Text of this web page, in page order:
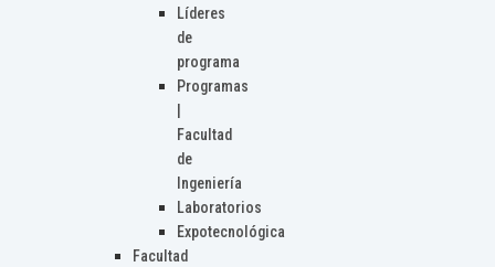
Líderes
de
programa
Programas
Facultad
de
Ingeniería
Laboratorios
Expotecnológica
Facultad